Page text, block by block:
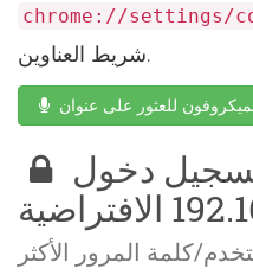
chrome://settings/
شريط العناوين.
كلمة المرور الأكثر